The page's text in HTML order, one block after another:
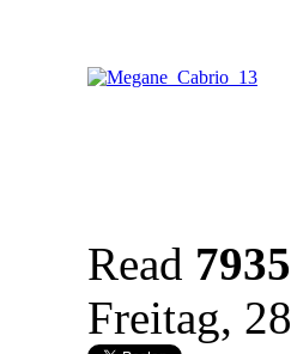
Read
Freitag,